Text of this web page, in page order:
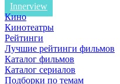
Innerview
Кино
Кинотеатры
Рейтинги
Лучшие рейтинги фильмов
Каталог фильмов
Каталог сериалов
Подборки по темам